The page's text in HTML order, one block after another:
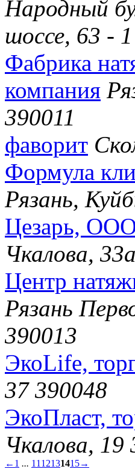
Народный
шоссе, 63 -
Фабрика
компания
390011
фаворит
Формула
Рязань,
Цезарь,
Чкалова,
Центр
Рязань
390013
ЭкоLife,
37 390048
ЭкоПласт,
Чкалова, 19
← 1 ... 11 12131415→